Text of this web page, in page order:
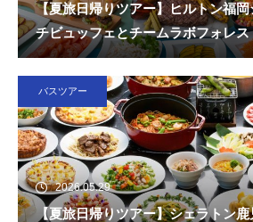
【夏旅日帰りツアー】ヒルトン福
チビュッフェとチームラボフォレス
バスツアー
2026.05.29
【夏旅日帰りツアー】シェラトン